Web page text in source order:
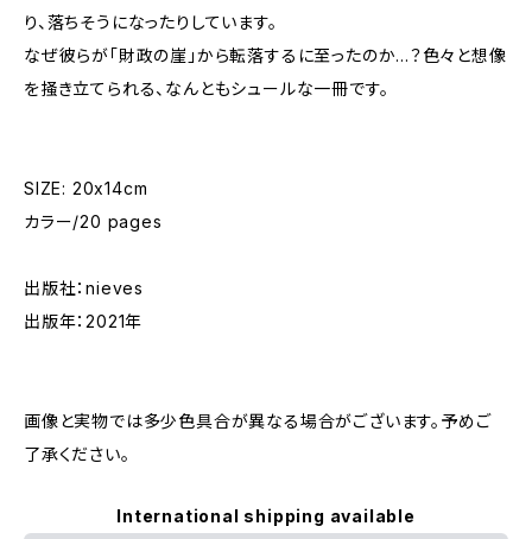
り、落ちそうになったりしています。
なぜ彼らが「財政の崖」から転落するに至ったのか...？色々と想像
を掻き立てられる、なんともシュールな一冊です。
SIZE: 20x14cm
カラー/20 pages
出版社：nieves
出版年：2021年
画像と実物では多少色具合が異なる場合がございます。予めご
了承ください。
International shipping available